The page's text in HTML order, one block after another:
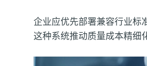
企业应优先部署兼容行业标
这种系统推动质量成本精细